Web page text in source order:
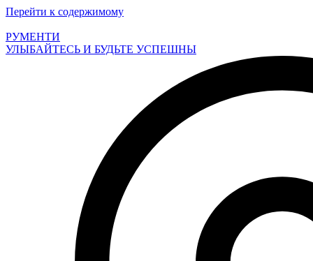
Перейти к содержимому
РУМЕНТИ
УЛЫБАЙТЕСЬ И БУДЬТЕ УСПЕШНЫ